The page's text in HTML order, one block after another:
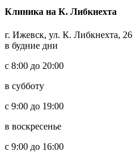
Клиника на К. Либкнехта
г. Ижевск, ул. К. Либкнехта, 26
в будние дни
с 8:00 до 20:00
в субботу
с 9:00 до 19:00
в воскресенье
с 9:00 до 16:00